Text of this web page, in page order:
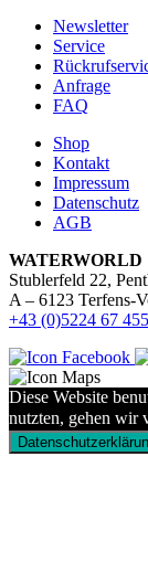
Newsletter
Service
Anfrage
FAQ
Shop
Kontakt
Impressum
Datenschutz
AGB
WATERWORLD
Stublerfeld 22,
A – 6123 Terfens-
+43 (0)5224 67 455
Diese Website
nutzten, gehen wir